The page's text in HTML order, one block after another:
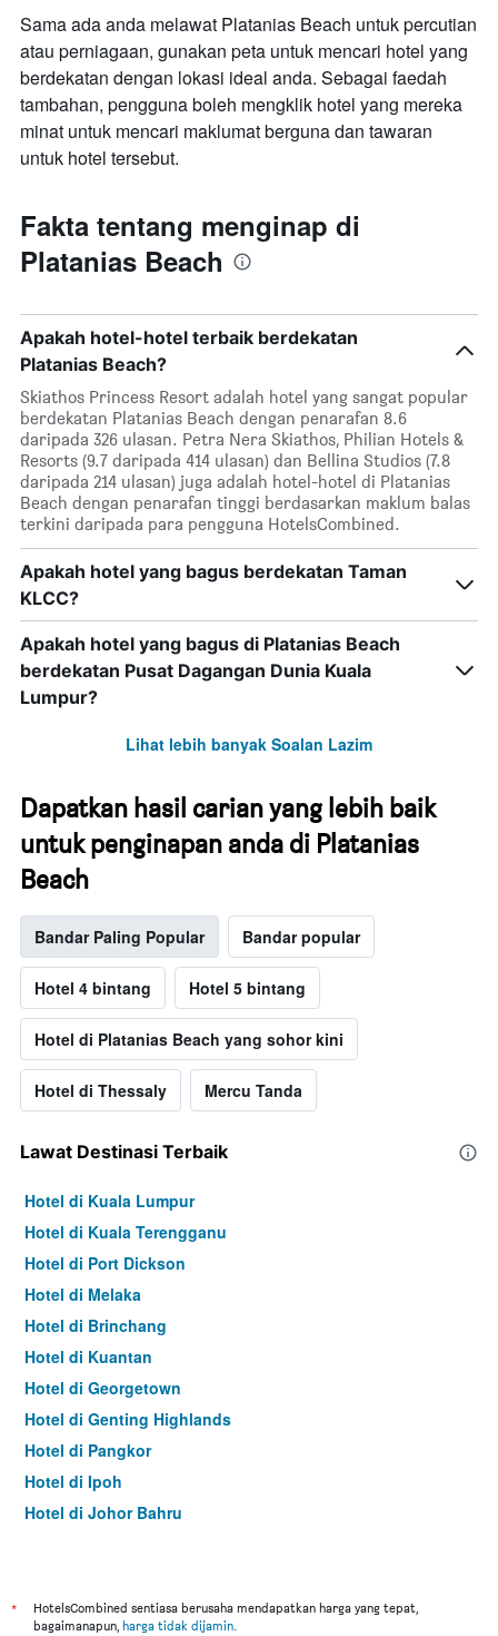
Sama ada anda melawat Platanias Beach untuk percutian
atau perniagaan, gunakan peta untuk mencari hotel yang
berdekatan dengan lokasi ideal anda. Sebagai faedah
tambahan, pengguna boleh mengklik hotel yang mereka
minat untuk mencari maklumat berguna dan tawaran
untuk hotel tersebut.
Fakta tentang menginap di
Platanias Beach
Apakah hotel-hotel terbaik berdekatan
Platanias Beach?
Skiathos Princess Resort adalah hotel yang sangat popular
berdekatan Platanias Beach dengan penarafan 8.6
daripada 326 ulasan. Petra Nera Skiathos, Philian Hotels &
Resorts (9.7 daripada 414 ulasan) dan Bellina Studios (7.8
daripada 214 ulasan) juga adalah hotel-hotel di Platanias
Beach dengan penarafan tinggi berdasarkan maklum balas
terkini daripada para pengguna HotelsCombined.
Apakah hotel yang bagus berdekatan Taman
KLCC?
Apakah hotel yang bagus di Platanias Beach
berdekatan Pusat Dagangan Dunia Kuala
Lumpur?
Lihat lebih banyak Soalan Lazim
Dapatkan hasil carian yang lebih baik
untuk penginapan anda di Platanias
Beach
Bandar Paling Popular Bandar popular
Hotel 4 bintang Hotel 5 bintang
Hotel di Platanias Beach yang sohor kini
Hotel di Thessaly Mercu Tanda
Lawat Destinasi Terbaik
Hotel di Kuala Lumpur
Hotel di Kuala Terengganu
Hotel di Port Dickson
Hotel di Melaka
Hotel di Brinchang
Hotel di Kuantan
Hotel di Georgetown
Hotel di Genting Highlands
Hotel di Pangkor
Hotel di Ipoh
Hotel di Johor Bahru
Hotel di Kuching
*
HotelsCombined sentiasa berusaha mendapatkan harga yang tepat,
bagaimanapun, harga tidak dijamin.